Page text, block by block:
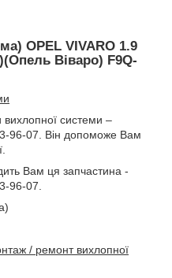
OPEL VIVARO 1.9
Віваро) F9Q-
вихлопної системи –
96-07. Він допоможе Вам
Вам ця запчастина -
96-07.
/ ремонт вихлопної